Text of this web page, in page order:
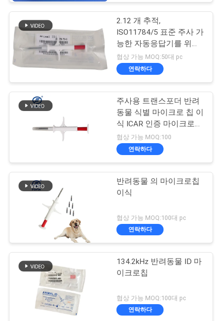
2.12 개 추적,
ISO11784/5 표준 주사 가
능한 자동응답기를 위한
* 12 밀리미터 좋아하는
ID 마이크로칩
협상 가능 MOQ:50대 pc
연락하다
주사용 트랜스포더 반려
동물 식별 마이크로 칩 이
식 ICAR 인증 마이크로
칩으로 개
협상 가능 MOQ:100
연락하다
반려동물 의 마이크로칩
이식
협상 가능 MOQ:100대 pc
연락하다
134.2kHz 반려동물 ID 마
이크로칩
협상 가능 MOQ:100대 pc
연락하다